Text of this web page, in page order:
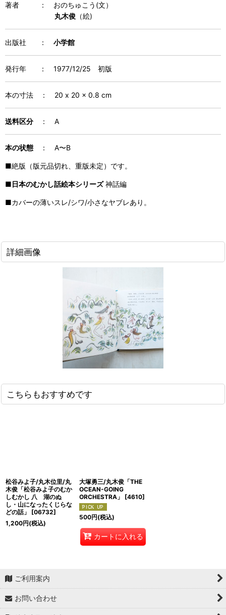
著者 ：
おのちゅこう(文）
丸木俊 （絵)
出版社 ： 小学館
発行年 ： 1977/12/25 初版
本の寸法 ： 20 x 20 x 0.8 cm
送料区分 ： A
本の状態 ： A〜B
■絶版（版元品切れ、重版未定）です。
■日本のむかし話絵本シリーズ神話編
■カバーの薄いスレ/シワ/小さなヤブレあり。
詳細画像
こちらもおすすめです
松谷みよ子/丸木位里/丸
木俊「松谷みよ子のむか
しむかし 八 湖のぬ
し・山になったくじらな
どの話」
[06732]
1,200円(税込)
大塚勇三/丸木俊「THE
OCEAN-GOING
ORCHESTRA」
[4610]
500円(税込)
カートに入れる
ご利用案内
お問い合わせ